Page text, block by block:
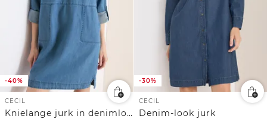
-40%
CECIL
Knielange jurk in denimlook
-30%
CECIL
Denim-look jurk